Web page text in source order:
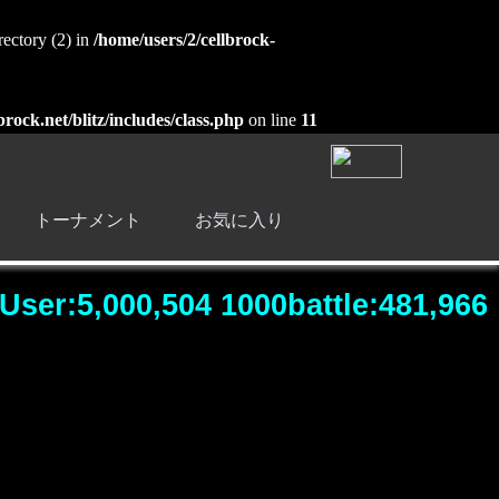
(2) in /home/users/2/cellbrock-
blitz/includes/class.php on line 11
トーナメント お気に入り
User:5,000,504 1000battle:481,966